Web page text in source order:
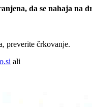
da se nahaja na
preverite črkovanje.
ali